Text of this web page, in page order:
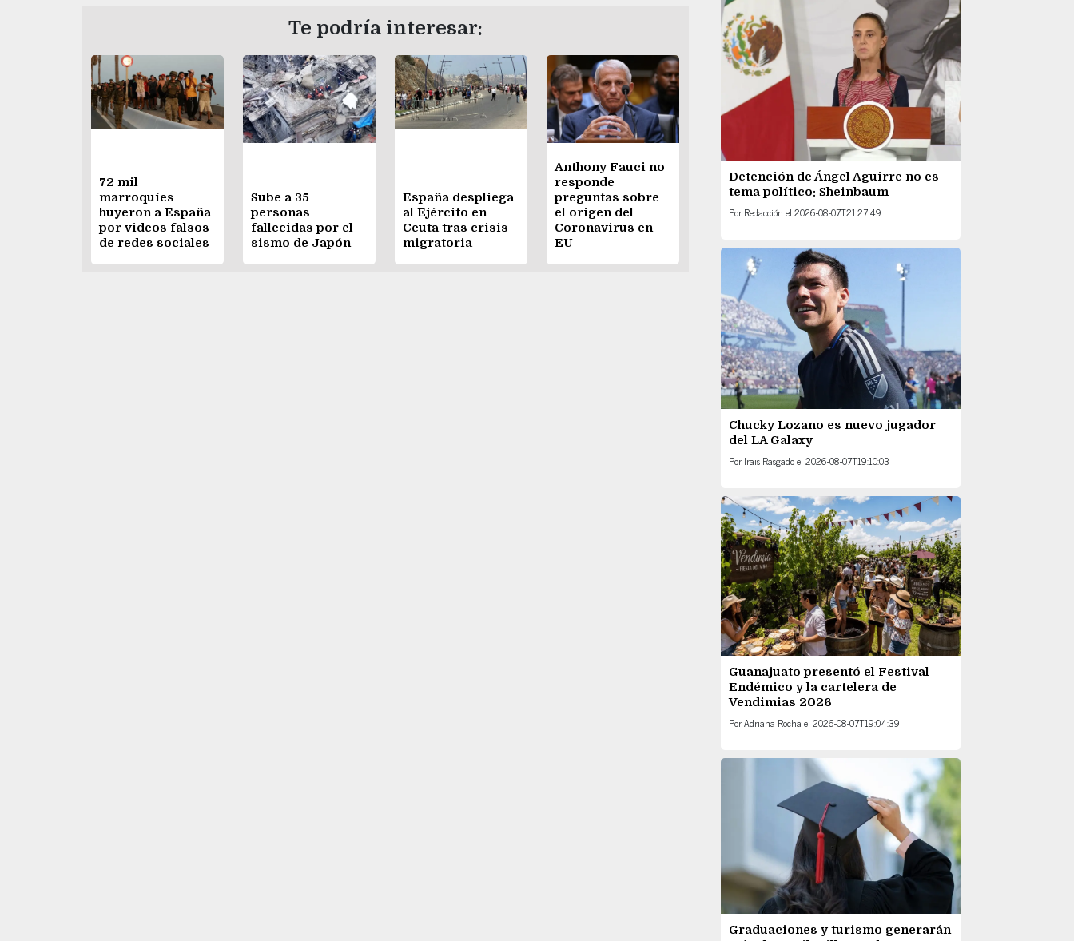
Te podría interesar:
72 mil
marroquíes
huyeron a España
por videos falsos
de redes sociales
Sube a 35
personas
fallecidas por el
sismo de Japón
España despliega
al Ejército en
Ceuta tras crisis
migratoria
Anthony Fauci no
responde
preguntas sobre
el origen del
Coronavirus en
EU
Detención de Ángel Aguirre no es
tema político: Sheinbaum
Por Redacción el 2026-08-07T21:27:49
Chucky Lozano es nuevo jugador
del LA Galaxy
Por Irais Rasgadoel 2026-08-07T19:10:03
Guanajuato presentó el Festival
Endémico y la cartelera de
Vendimias 2026
PorAdriana Rocha el 2026-08-07T19:04:39
Graduaciones y turismo generarán